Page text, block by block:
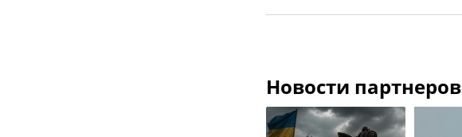
Новости партнеров